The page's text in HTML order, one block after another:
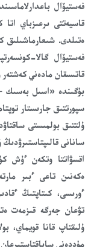
فەستيۆال
قاسيەتتى ىرعىزباي اتا
ەتىلدى. شىعارماشىلىق
فەستيۆال گالا-
قاتىسقان مادەني
بۇگىندە «اسىل بەسىك –
سپورتتىق جارىستار
ۇلتتىق بولمىستى
سانانى
اقسۋاتتا وتكەن ءۇش
ەكەنىن تاعى ءبىر
ءورىسى، كىتاپتىڭ
تۋعان جەرگە قىزمەت
ۇلىقتاپ قانا قويماي،
مۇددەنى